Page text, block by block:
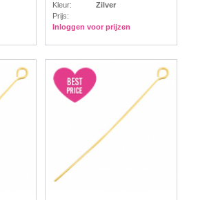
Kleur:
Zilver
Prijs:
Inloggen voor prijzen